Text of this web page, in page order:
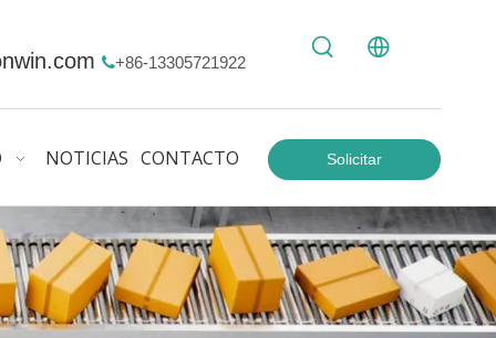
+86-13305721922
NOTICIAS CONTACTO Solicitar